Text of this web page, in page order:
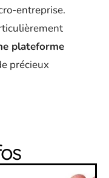
entreprise.
plateforme
précieux